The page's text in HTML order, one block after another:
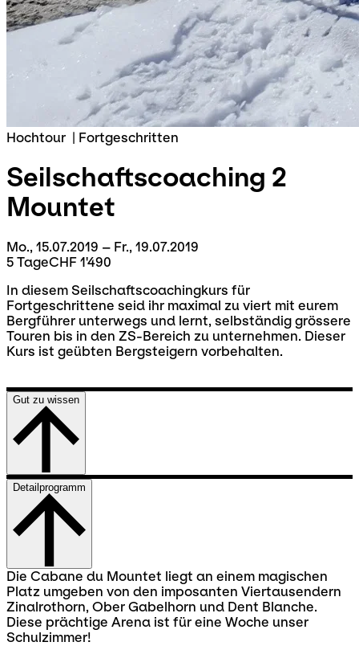
Hochtour | Fortgeschritten
Seilschaftscoaching 2
Mountet
Mo., 15.07.2019 – Fr., 19.07.2019
5 TageCHF 1'490
In diesem Seilschaftscoachingkurs für
Fortgeschrittene seid ihr maximal zu viert mit eurem
Bergführer unterwegs und lernt, selbständig grössere
Touren bis in den ZS-Bereich zu unternehmen. Dieser
Kurs ist geübten Bergsteigern vorbehalten.
Gut zu wissen
Detailprogramm
Die Cabane du Mountet liegt an einem magischen
Platz umgeben von den imposanten Viertausendern
Zinalrothorn, Ober Gabelhorn und Dent Blanche.
Diese prächtige Arena ist für eine Woche unser
Schulzimmer!